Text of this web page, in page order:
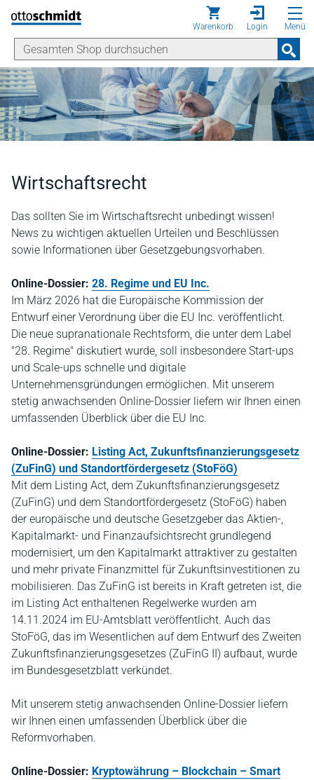
Direkt zum Inhalt
Warenkorb Login Menü
Wirtschaftsrecht
Das sollten Sie im Wirtschaftsrecht unbedingt wissen!
News zu wichtigen aktuellen Urteilen und Beschlüssen
sowie Informationen über Gesetzgebungsvorhaben.
Online-Dossier: 28. Regime und EU Inc.
Im März 2026 hat die Europäische Kommission der
Entwurf einer Verordnung über die EU Inc. veröffentlicht.
Die neue supranationale Rechtsform, die unter dem Label
"28. Regime" diskutiert wurde, soll insbesondere Start-ups
und Scale-ups schnelle und digitale
Unternehmensgründungen ermöglichen. Mit unserem
stetig anwachsenden Online-Dossier liefern wir Ihnen einen
umfassenden Überblick über die EU Inc.
Online-Dossier: Listing Act, Zukunftsfinanzierungsgesetz
(ZuFinG) und Standortfördergesetz (StoFöG)
Mit dem Listing Act, dem Zukunftsfinanzierungsgesetz
(ZuFinG) und dem Standortfördergesetz (StoFöG) haben
der europäische und deutsche Gesetzgeber das Aktien-,
Kapitalmarkt- und Finanzaufsichtsrecht grundlegend
modernisiert, um den Kapitalmarkt attraktiver zu gestalten
und mehr private Finanzmittel für Zukunftsinvestitionen zu
mobilisieren. Das ZuFinG ist bereits in Kraft getreten ist, die
im Listing Act enthaltenen Regelwerke wurden am
14.11.2024 im EU-Amtsblatt veröffentlicht. Auch das
StoFöG, das im Wesentlichen auf dem Entwurf des Zweiten
Zukunftsfinanzierungsgesetzes (ZuFinG II) aufbaut, wurde
im Bundesgesetzblatt verkündet.
Mit unserem stetig anwachsenden Online-Dossier liefern
wir Ihnen einen umfassenden Überblick über die
Reformvorhaben.
Online-Dossier: Kryptowährung – Blockchain – Smart